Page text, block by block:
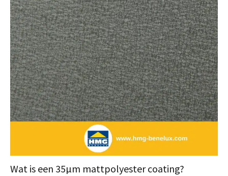
Wat is een 35µm mattpolyester coating?